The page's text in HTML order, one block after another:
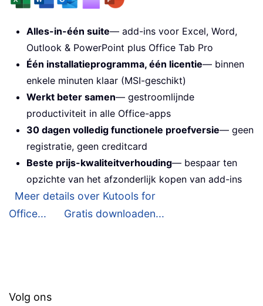
Alles-in-één suite— add-ins voor Excel, Word,
Outlook & PowerPoint plus Office Tab Pro
Één installatieprogramma, één licentie— binnen
enkele minuten klaar (MSI-geschikt)
Werkt beter samen— gestroomlijnde
productiviteit in alle Office-apps
30 dagen volledig functionele proefversie— geen
registratie, geen creditcard
Beste prijs-kwaliteitverhouding— bespaar ten
opzichte van het afzonderlijk kopen van add-ins
Meer details over Kutools for
Office...
Gratis downloaden...
Volg ons